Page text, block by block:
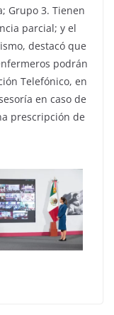
Grupo 3. Tienen
parcial; y el
destacó que
podrán
Telefónico, en
en caso de
prescripción de